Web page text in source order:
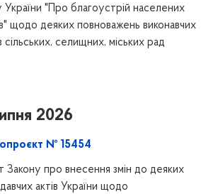
України "Про благоустрій населених
щодо деяких повноважень виконавчих
сільських, селищних, міських рад
2026
№ 15454
Закону про внесення змін до деяких
актів України щодо